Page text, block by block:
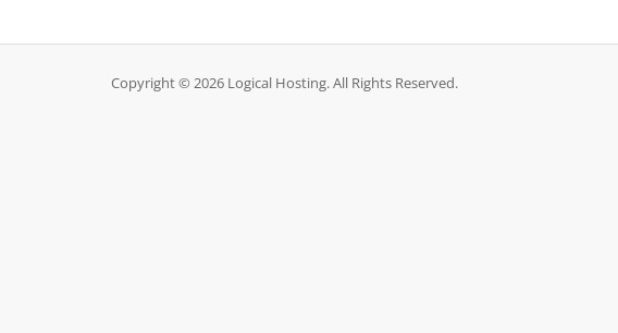
Copyright © 2026 Logical Hosting. All Rights Reserved.